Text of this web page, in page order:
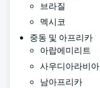
브라질
멕시코
중동 및 아프리카
아랍에미리트
사우디아라비아
남아프리카